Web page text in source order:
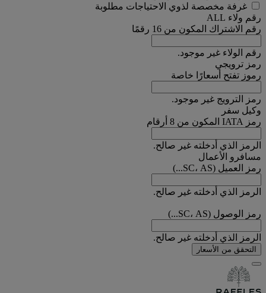
غرفة مخصصة لذوي الاحتياجات مطلوبة
رقم ولاء ALL
رقم الاشتراك المكون من 16 رقمًا
رقم الولاء غير موجود.
رمز ترويجي
رموز تفتح أسعارًا خاصة
رمز الترويج غير موجود.
وكيل سفر
رمز IATA المكون من 8 أرقام
الرمز الذي أدخلته غير صالح.
مسافرو الأعمال
رمز العميل (SC، AS...)
الرمز الذي أدخلته غير صالح.
رمز الوصول (SC، AS...)
الرمز الذي أدخلته غير صالح.
التحقق من الأسعار